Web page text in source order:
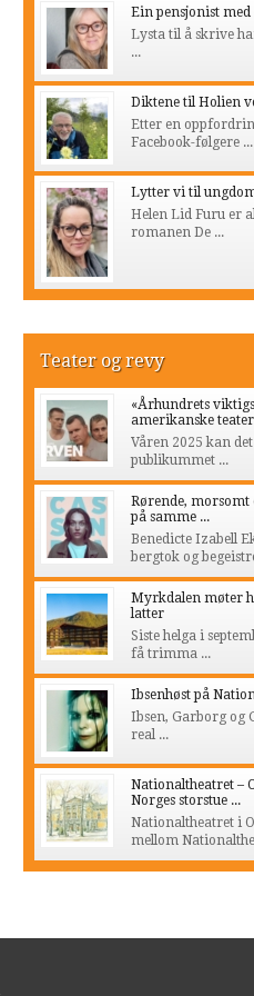
Ein pensjonist
Lysta til å skrive
...
Diktene til Holien
Etter en
Facebook-følgere ...
Lytter vi til
Helen Lid Furu er
romanen De ...
Teater og revy
«Århundrets
amerikanske
Våren 2025 kan
publikummet ...
Rørende,
på samme ...
Benedicte Izabell
bergtok og
Myrkdalen møter
latter
Siste helga i
få trimma ...
Ibsenhøst på
Ibsen, Garborg og
real ...
Nationaltheatret –
Norges storstue ...
Nationaltheatret i
mellom